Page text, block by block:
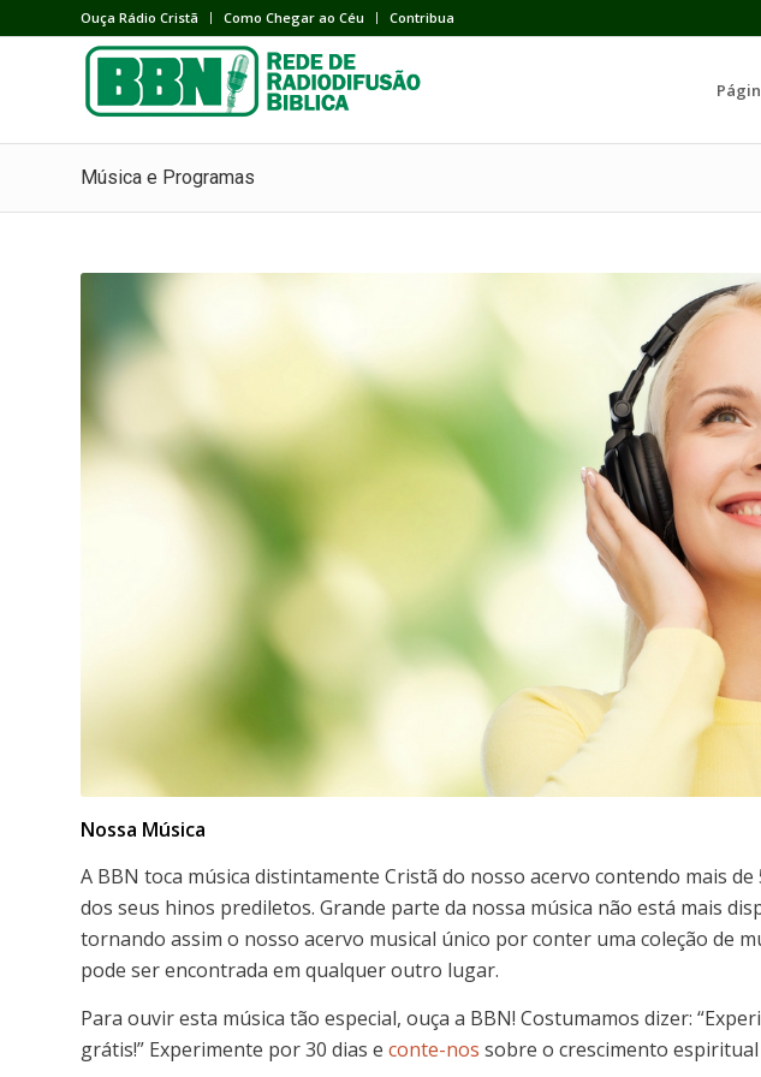
Ouça Rádio Cristã Como Chegar ao Céu Contribua
Música e Programas
Nossa Música
A BBN toca música distintamente Cristã do nosso acervo contendo mais
dos seus hinos prediletos. Grande parte da nossa música não está mais
tornando assim o nosso acervo musical único por conter uma coleção de
pode ser encontrada em qualquer outro lugar.
Para ouvir esta música tão especial, ouça a BBN! Costumamos dizer:
grátis!” Experimente por 30 dias e conte-nos sobre o crescimento espiritual